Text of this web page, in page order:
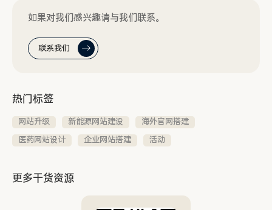
如果对我们感兴趣请与我们联系。
联系我们
热门标签
网站升级 新能源网站建设
海外官网搭建
医药网站设计
企业网站搭建 活动
更多干货资源